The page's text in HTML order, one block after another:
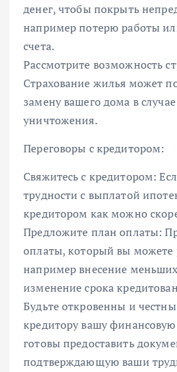
денег, чтобы покрыть
например потерю работы
счета.
Рассмотрите возможность
Страхование жилья может
замену вашего дома в
уничтожения.
Переговоры с кредитором:
Свяжитесь с кредитором:
трудности с выплатой
кредитором как можно
Предложите план оплаты:
оплаты, который вы можете
например внесение
изменение срока
Будьте откровенны и
кредитору вашу
готовы предоставить
подтверждающую ваши